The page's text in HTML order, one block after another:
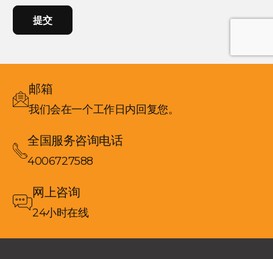
CAPTCHA
邮箱
我们会在一个工作日内回复您。
全国服务咨询电话
4006727588
网上咨询
24小时在线